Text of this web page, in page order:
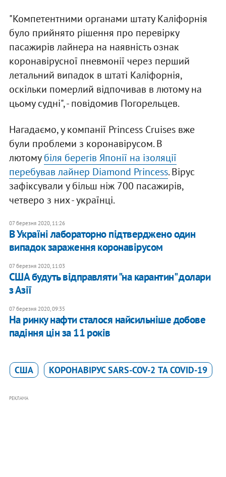
"Компетентними органами штату Каліфорнія
було прийнято рішення про перевірку
пасажирів лайнера на наявність ознак
коронавірусної пневмонії через перший
летальний випадок в штаті Каліфорнія,
оскільки померлий відпочивав в лютому на
цьому судні", - повідомив Погорельцев.
Нагадаємо, у компанії Princess Cruises вже
були проблеми з коронавірусом. В
лютомубіля берегів Японії на ізоляції
перебував лайнер Diamond Princess. Вірус
зафіксували у більш ніж 700 пасажирів,
четверо з них - українці.
07 березня 2020, 11:26
В Україні лабораторно підтверджено один
випадок зараження коронавірусом
07 березня 2020, 11:03
США будуть відправляти "на карантин" долари
з Азії
07 березня 2020, 09:35
На ринку нафти сталося найсильніше добове
падіння цін за 11 років
США КОРОНАВІРУС SARS-COV-2 ТА COVID-19
РЕКЛАМА